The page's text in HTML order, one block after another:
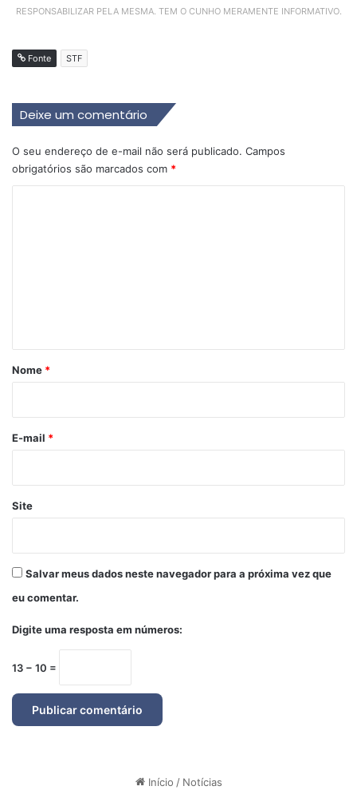
RESPONSABILIZAR PELA MESMA. TEM O CUNHO MERAMENTE INFORMATIVO.
Fonte STF
Deixe um comentário
O seu endereço de e-mail não será publicado. Campos
obrigatórios são marcados com *
r
*
Nome *
E-mail *
Site
Salvar meus dados neste navegador para a próxima vez que
eu comentar.
Digite uma resposta em números:
13 − 10 =